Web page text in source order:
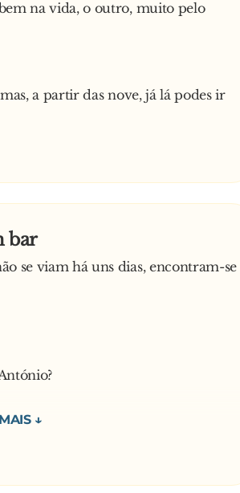
na vida, o outro, muito pelo
a partir das nove, já lá podes ir
bar
se viam há uns dias, encontram-se
um enfarde e morreu